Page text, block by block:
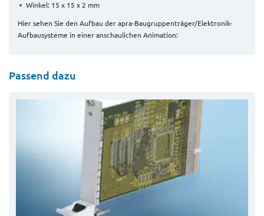
Winkel: 15 x 15 x 2 mm
Hier sehen Sie den Aufbau der apra-Baugruppenträger/Elektronik-
Aufbausysteme in einer anschaulichen Animation:
Passend dazu